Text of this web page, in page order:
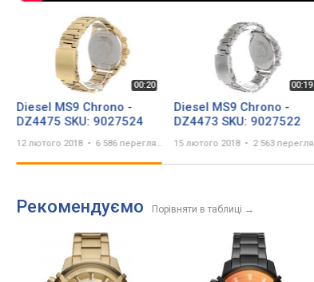
Diesel MS9 Chrono -
DZ4475 SKU: 9027524
12 лютого 2018 6 586 переглядів
Diesel MS9 Chrono -
DZ4473 SKU: 9027522
15 лютого 2018 2 563 перегляда
Рекомендуємо Порівняти в таблиці →